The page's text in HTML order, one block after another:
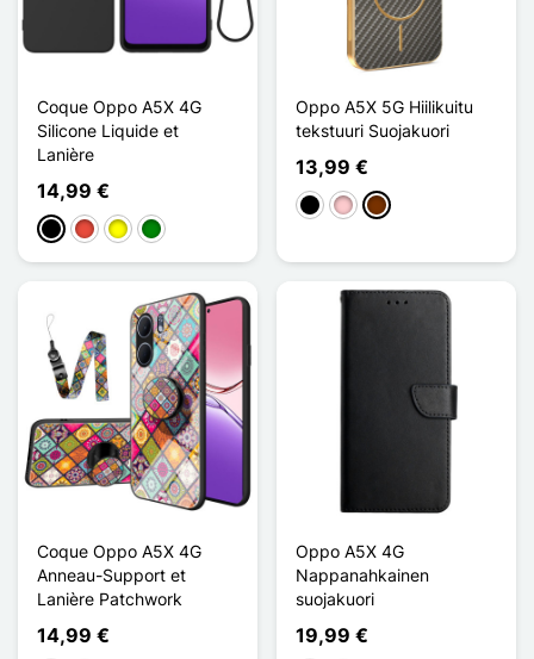
Coque Oppo A5X 4G
Silicone Liquide et
Lanière
14,99 €
MustaPunainen
Keltainen
Vihreä
Oppo A5X 5G Hiilikuitu
tekstuuri Suojakuori
13,99 €
MustaPinkkiCafé
Coque Oppo A5X 4G
Anneau-Support et
Lanière Patchwork
14,99 €
Oppo A5X 4G
Nappanahkainen
suojakuori
19,99 €